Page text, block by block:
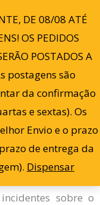
DE 08/08 ATÉ
OS PEDIDOS
POSTADOS A
postagens são
da confirmação
e sextas). Os
Envio e o prazo
de entrega da
Dispensar
0
realizados, com
crédito (com
12X com juros,
através do
sobre o